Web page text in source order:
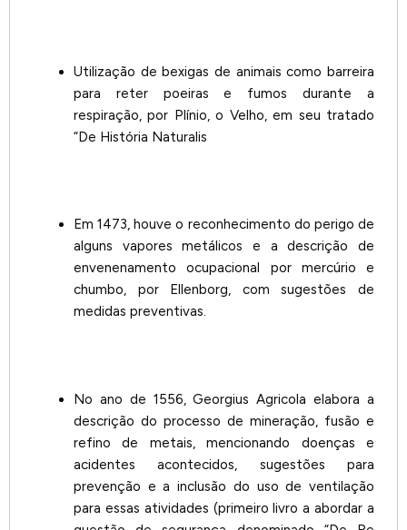
Utilização de bexigas de animais como barreira
para reter poeiras e fumos durante a
respiração, por Plínio, o Velho, em seu tratado
“De História Naturalis
Em 1473, houve o reconhecimento do perigo de
alguns vapores metálicos e a descrição de
envenenamento ocupacional por mercúrio e
chumbo, por Ellenborg, com sugestões de
medidas preventivas.
No ano de 1556, Georgius Agricola elabora a
descrição do processo de mineração, fusão e
refino de metais, mencionando doenças e
acidentes acontecidos, sugestões para
prevenção e a inclusão do uso de ventilação
para essas atividades (primeiro livro a abordar a